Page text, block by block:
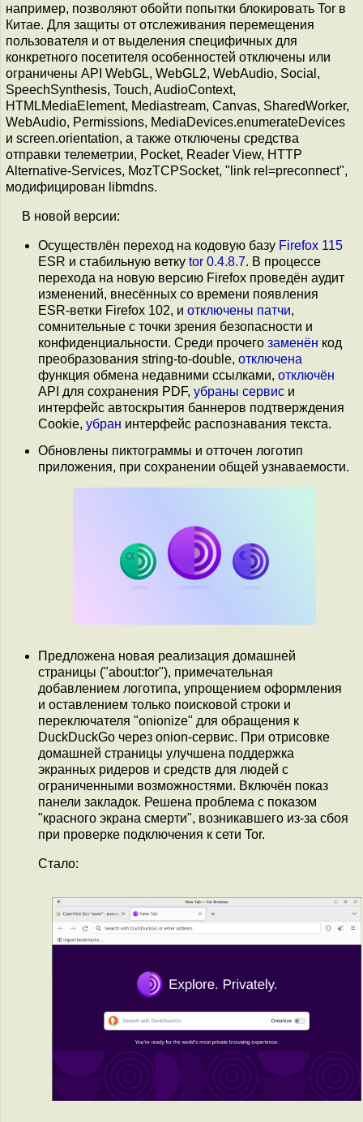
например, позволяют обойти попытки блокировать Tor в
Китае. Для защиты от отслеживания перемещения
пользователя и от выделения специфичных для
конкретного посетителя особенностей отключены или
ограничены API WebGL, WebGL2, WebAudio, Social,
SpeechSynthesis, Touch, AudioContext,
HTMLMediaElement, Mediastream, Canvas, SharedWorker,
WebAudio, Permissions, MediaDevices.enumerateDevices
и screen.orientation, а также отключены средства
отправки телеметрии, Pocket, Reader View, HTTP
Alternative-Services, MozTCPSocket, "link rel=preconnect",
модифицирован libmdns.
В новой версии:
Осуществлён переход на кодовую базу Firefox 115
ESR и стабильную ветку tor 0.4.8.7. В процессе
перехода на новую версию Firefox проведён аудит
изменений, внесённых со времени появления
ESR-ветки Firefox 102, и отключены патчи,
сомнительные с точки зрения безопасности и
конфиденциальности. Среди прочего заменён код
преобразования string-to-double, отключена
функция обмена недавними ссылками, отключён
API для сохранения PDF, убраны сервис и
интерфейс автоскрытия баннеров подтверждения
Cookie, убран интерфейс распознавания текста.
Обновлены пиктограммы и отточен логотип
приложения, при сохранении общей узнаваемости.
Предложена новая реализация домашней
страницы ("about:tor"), примечательная
добавлением логотипа, упрощением оформления
и оставлением только поисковой строки и
переключателя "onionize" для обращения к
DuckDuckGo через onion-сервис. При отрисовке
домашней страницы улучшена поддержка
экранных ридеров и средств для людей с
ограниченными возможностями. Включён показ
панели закладок. Решена проблема с показом
"красного экрана смерти", возникавшего из-за сбоя
при проверке подключения к сети Tor.
Стало: